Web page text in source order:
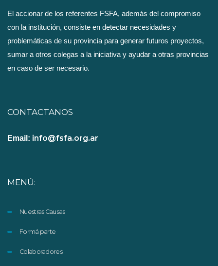
El accionar de los referentes FSFA, además del compromiso
con la institución, consiste en detectar necesidades y
problemáticas de su provincia para generar futuros proyectos,
sumar a otros colegas a la iniciativa y ayudar a otras provincias
en caso de ser necesario.
CONTACTANOS
Email: info@fsfa.org.ar
MENÚ:
Nuestras Causas
Formá parte
Colaboradores